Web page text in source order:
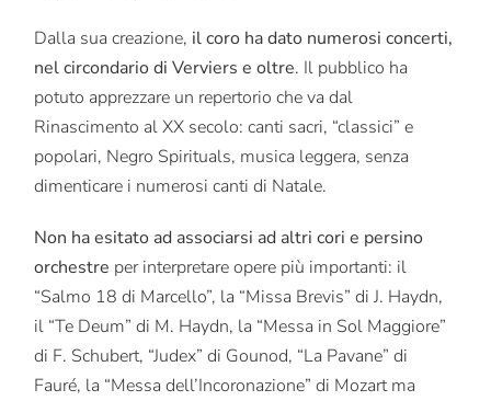
Dalla sua creazione, il coro ha dato numerosi concerti,
nel circondario di Verviers e oltre. Il pubblico ha
potuto apprezzare un repertorio che va dal
Rinascimento al XX secolo: canti sacri, “classici” e
popolari, Negro Spirituals, musica leggera, senza
dimenticare i numerosi canti di Natale.
Non ha esitato ad associarsi ad altri cori e persino
orchestre per interpretare opere più importanti: il
“Salmo 18 di Marcello”, la “Missa Brevis” di J. Haydn,
il “Te Deum” di M. Haydn, la “Messa in Sol Maggiore”
di F. Schubert, “Judex” di Gounod, “La Pavane” di
Fauré, la “Messa dell’Incoronazione” di Mozart ma